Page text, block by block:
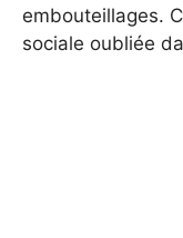
embouteillages.
sociale oubliée